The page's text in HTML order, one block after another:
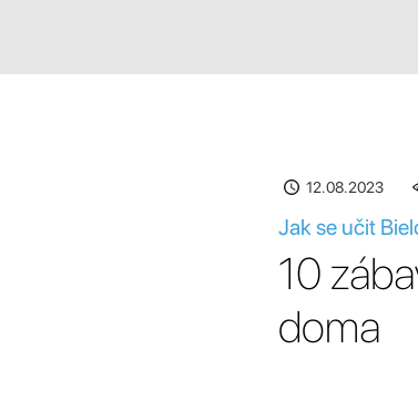
12.08.2023
Jak se učit
10
doma